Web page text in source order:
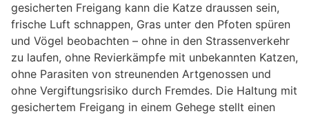
gesicherten Freigang kann die Katze draussen sein,
frische Luft schnappen, Gras unter den Pfoten spüren
und Vögel beobachten – ohne in den Strassenverkehr
zu laufen, ohne Revierkämpfe mit unbekannten Katzen,
ohne Parasiten von streunenden Artgenossen und
ohne Vergiftungsrisiko durch Fremdes. Die Haltung mit
gesichertem Freigang in einem Gehege stellt einen